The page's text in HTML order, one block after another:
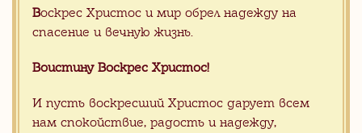
Продукция для храмов (105)
Воскрес Христос и мир обрел надежду на
спасение и вечную жизнь.
Воистину Воскрес Христос!
И пусть воскресший Христос дарует всем
нам спокойствие, радость и надежду,